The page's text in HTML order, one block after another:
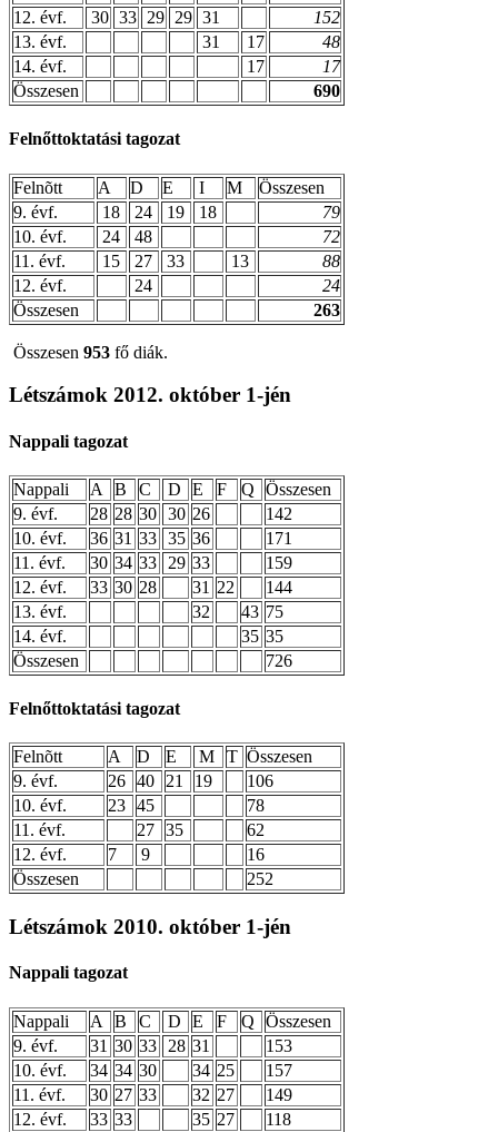
12. évf.
30 33 29 29 31
152
13. évf.
31 17
48
14. évf.
17
17
Összesen
690
Felnőttoktatási tagozat
Felnõtt A D E I M
Összesen
9. évf.
18 24 19 18
79
10. évf.
24 48
72
11. évf.
15 27 33 13
88
12. évf.
24
24
Összesen
263
Összesen 953 fő diák.
Létszámok 2012. október 1-jén
Nappali tagozat
Nappali A B C D E F Q
Összesen
9. évf.
28 28 30 30 26
142
10. évf.
36 31 33 35 36
171
11. évf.
30 34 33 29 33
159
12. évf.
33 30 28 31 22
144
13. évf.
32 43 75
14. évf.
35 35
Összesen
726
Felnőttoktatási tagozat
Felnõtt A D E M T Összesen
9. évf.
26 40 21 19
106
10. évf.
23 45
78
11. évf.
27 35
62
12. évf.
7 9
16
Összesen
252
Létszámok 2010. október 1-jén
Nappali tagozat
Nappali A B C D E F Q
Összesen
9. évf.
31 30 33 28 31
153
10. évf.
34 34 30 34 25
157
11. évf.
30 27 33 32 27
149
12. évf.
33 33 35 27
118